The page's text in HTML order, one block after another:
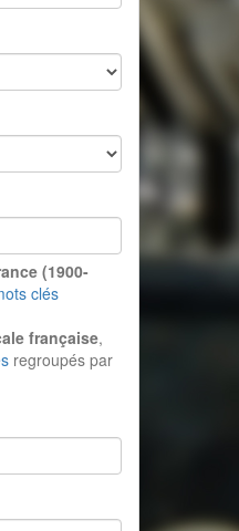
(1900-
clés
française,
regroupés par